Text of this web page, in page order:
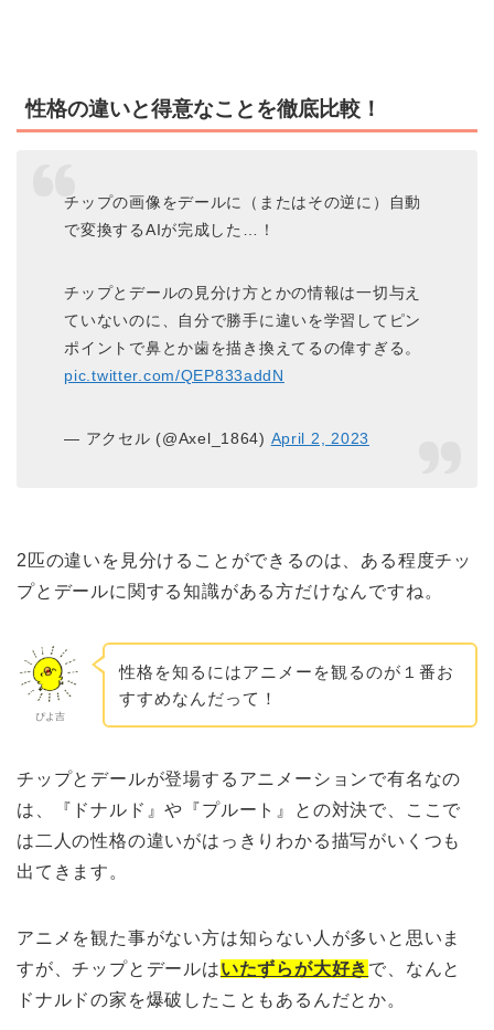
性格の違いと得意なことを徹底比較！
チップの画像をデールに（またはその逆に）自動
で変換するAIが完成した…！
チップとデールの見分け方とかの情報は一切与え
ていないのに、自分で勝手に違いを学習してピン
ポイントで鼻とか歯を描き換えてるの偉すぎる。
pic.twitter.com/QEP833addN
— アクセル (@Axel_1864) April 2, 2023
2匹の違いを見分けることができるのは、ある程度チッ
プとデールに関する知識がある方だけなんですね。
ぴよ吉
性格を知るにはアニメーを観るのが１番お
すすめなんだって！
チップとデールが登場するアニメーションで有名なの
は、『ドナルド』や『プルート』との対決で、ここで
は二人の性格の違いがはっきりわかる描写がいくつも
出てきます。
アニメを観た事がない方は知らない人が多いと思いま
すが、チップとデールはいたずらが大好き で、なんと
ドナルドの家を爆破したこともあるんだとか。